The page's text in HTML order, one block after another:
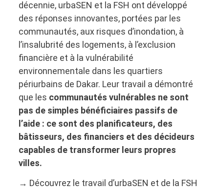
décennie, urbaSEN et la FSH ont développé
des réponses innovantes, portées par les
communautés, aux risques d’inondation, à
l’insalubrité des logements, à l’exclusion
financière et à la vulnérabilité
environnementale dans les quartiers
périurbains de Dakar. Leur travail a démontré
que les communautés vulnérables ne sont
pas de simples bénéficiaires passifs de
l’aide : ce sont des planificateurs, des
bâtisseurs, des financiers et des décideurs
capables de transformer leurs propres
villes.
→ Découvrez le travail d’urbaSEN et de la FSH